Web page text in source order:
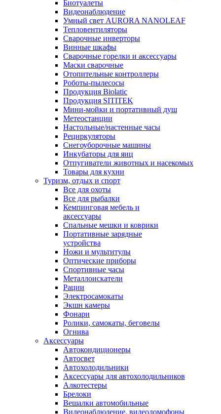
Биотуалеты
Видеонаблюдение
Умный свет AURORA NANOLEAF
Тепловентиляторы
Сварочные инверторы
Винные шкафы
Сварочные горелки и аксессуары
Маски сварочные
Отопительные контроллеры
Роботы-пылесосы
Продукция Biolatic
Продукция SITITEK
Мини-мойки и портативный душ
Метеостанции
Настольные/настенные часы
Рециркуляторы
Снегоуборочные машины
Инкубаторы для яиц
Отпугиватели животных и насекомых
Товары для кухни
Туризм, отдых и спорт
Все для охоты
Все для рыбалки
Кемпинговая мебель и
аксессуары
Спальные мешки и коврики
Портативные зарядные
устройства
Ножи и мультитулы
Оптические приборы
Спортивные часы
Металлоискатели
Рации
Электросамокаты
Экшн камеры
Фонари
Ролики, самокаты, беговелы
Огнива
Аксессуары
Автокондиционеры
Aвтосвет
Автохолодильники
Аксессуары для автохолодильников
Алкотестеры
Брелоки
Вешалки автомобильные
Видеонаблюдение, видеодомофоны